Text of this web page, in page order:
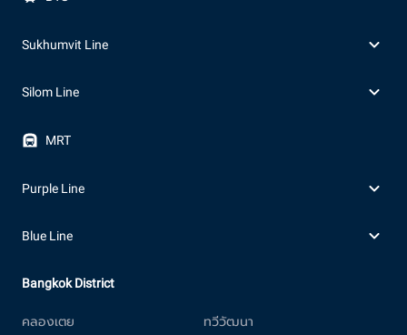
Sukhumvit Line
Silom Line
MRT
Purple Line
Blue Line
Bangkok District
คลองเตย
ทวีวัฒนา